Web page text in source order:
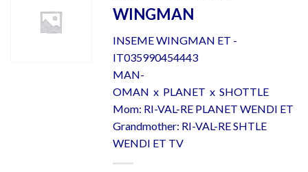
WINGMAN
INSEME WINGMAN ET -
IT035990454443
MAN-
OMAN x PLANET x SHOTTLE
Mom: RI-VAL-RE PLANET WENDI ET
Grandmother: RI-VAL-RE SHTLE
WENDI ET TV